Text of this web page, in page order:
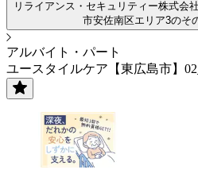
リライアンス・セキュリティー株式会
市安佐南区エリア3のそ
アルバイト・パート
ユースタイルケア【東広島市】